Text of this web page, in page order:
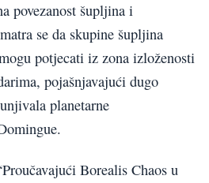
povezanost šupljina i
se da skupine šupljina
potjecati iz zona izloženosti
pojašnjavajući dugo
planetarne
Borealis Chaos u